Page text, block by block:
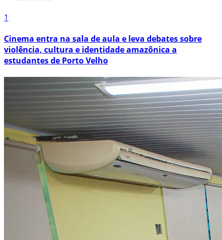
1
Cinema entra na sala de aula e leva debates sobre
violência, cultura e identidade amazônica a
estudantes de Porto Velho